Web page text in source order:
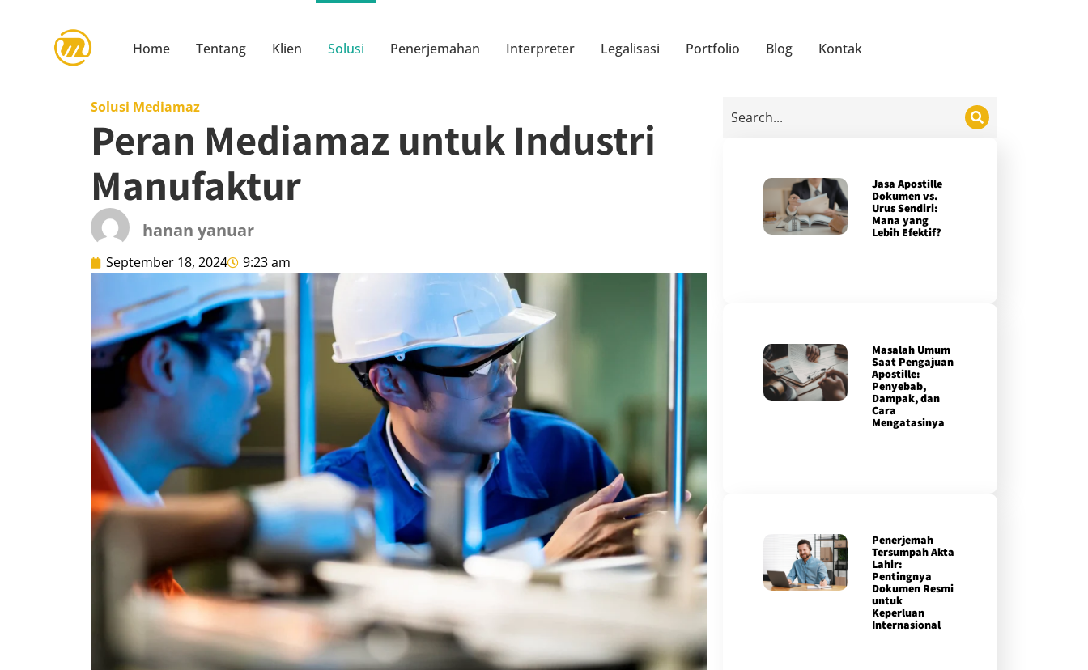
Home Tentang Klien Solusi Penerjemahan Interpreter Legalisasi Portfolio Blog Kontak
Solusi Mediamaz
Peran Mediamaz untuk Industri
Manufaktur
hanan yanuar
September 18, 2024 9:23 am
Jasa Apostille
Dokumen vs.
Urus Sendiri:
Mana yang
Lebih Efektif?
Masalah Umum
Saat Pengajuan
Apostille:
Penyebab,
Dampak, dan
Cara
Mengatasinya
Penerjemah
Tersumpah Akta
Lahir:
Pentingnya
Dokumen Resmi
untuk
Keperluan
Internasional